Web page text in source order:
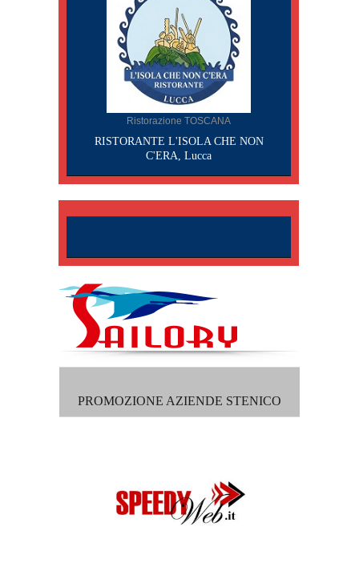
Ristorazione TOSCANA
RISTORANTE L'ISOLA CHE NON
C'ERA, Lucca
PROMOZIONE AZIENDE STENICO